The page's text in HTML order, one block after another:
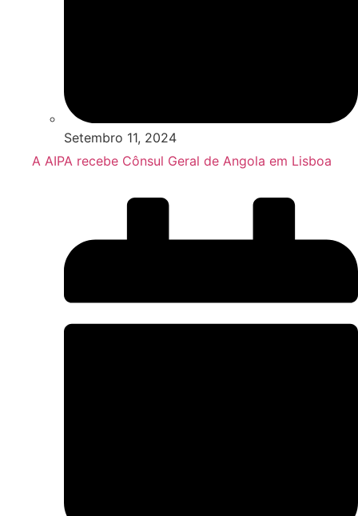
Setembro 11, 2024
A AIPA recebe Cônsul Geral de Angola em Lisboa